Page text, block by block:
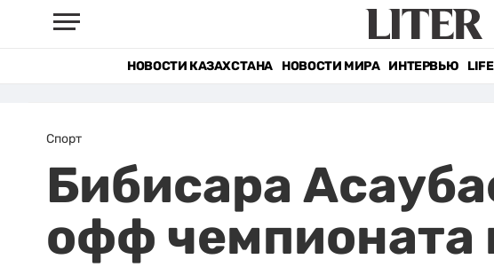
НОВОСТИ КАЗАХСТАНА НОВОСТИ МИРА ИНТЕРВЬЮ
Спорт
Бибисара
офф чемпионата